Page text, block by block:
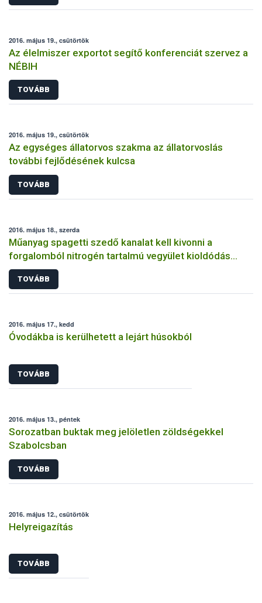
2016. május 19., csütörtök
Az élelmiszer exportot segítő konferenciát szervez a
NÉBIH
TOVÁBB
2016. május 19., csütörtök
Az egységes állatorvos szakma az állatorvoslás
további fejlődésének kulcsa
TOVÁBB
2016. május 18., szerda
Műanyag spagetti szedő kanalat kell kivonni a
forgalomból nitrogén tartalmú vegyület kioldódás
miatt
TOVÁBB
2016. május 17., kedd
Óvodákba is kerülhetett a lejárt húsokból
TOVÁBB
2016. május 13., péntek
Sorozatban buktak meg jelöletlen zöldségekkel
Szabolcsban
TOVÁBB
2016. május 12., csütörtök
Helyreigazítás
TOVÁBB